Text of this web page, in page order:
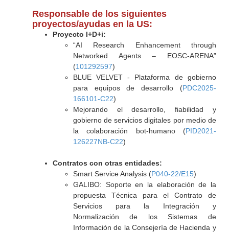
Responsable de los siguientes
proyectos/ayudas en la US:
Proyecto I+D+i:
“AI Research Enhancement through
Networked Agents – EOSC-ARENA”
(101292597)
BLUE VELVET - Plataforma de gobierno
para equipos de desarrollo (PDC2025-
166101-C22)
Mejorando el desarrollo, fiabilidad y
gobierno de servicios digitales por medio de
la colaboración bot-humano (PID2021-
126227NB-C22)
Contratos con otras entidades:
Smart Service Analysis (P040-22/E15)
GALIBO: Soporte en la elaboración de la
propuesta Técnica para el Contrato de
Servicios para la Integración y
Normalización de los Sistemas de
Información de la Consejería de Hacienda y